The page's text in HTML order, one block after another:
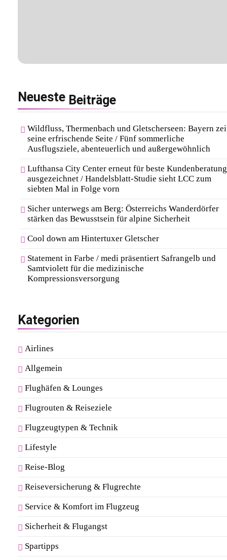
Neueste Beiträge
Wildfluss, Thermenbach und Gletscherseen: Bayern
seine erfrischende Seite / Fünf sommerliche
Ausflugsziele, abenteuerlich und außergewöhnlich
Lufthansa City Center erneut für beste Kundenberatung
ausgezeichnet / Handelsblatt-Studie sieht LCC zum
siebten Mal in Folge vorn
Sicher unterwegs am Berg: Österreichs Wanderdörfer
stärken das Bewusstsein für alpine Sicherheit
Cool down am Hintertuxer Gletscher
Statement in Farbe / medi präsentiert Safrangelb und
Samtviolett für die medizinische
Kompressionsversorgung
Kategorien
Airlines
Allgemein
Flughäfen & Lounges
Flugrouten & Reiseziele
Flugzeugtypen & Technik
Lifestyle
Reise-Blog
Reiseversicherung & Flugrechte
Service & Komfort im Flugzeug
Sicherheit & Flugangst
Spartipps